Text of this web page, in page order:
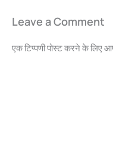
Leave a Comment
एक टिप्पणी पोस्ट करने के लिए